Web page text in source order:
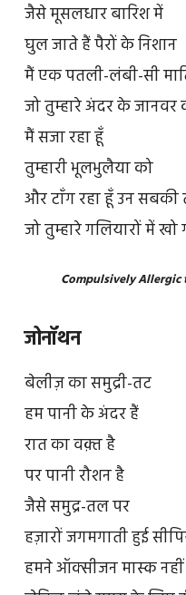
जैसे मूसलधार बारिश में
घुल जाते हैं पैरों के निशान
मैं एक पतली-लंबी-सी
जो तुम्हारे अंदर के
मैं सजा रहा हूँ
तुम्हारी भूलभुलैया को
और टाँग रहा हूँ उन सबकी
जो तुम्हारे गलियारों में खो
Compulsively Allergic
जोनॉथन
बेलीज़ का समुद्री-तट
हम पानी के अंदर हैं
रात का वक़्त है
पर पानी रौशन है
जैसे समुद्र-तल पर
हज़ारों जगमगाती हुई
हमने ऑक्सीजन मास्क